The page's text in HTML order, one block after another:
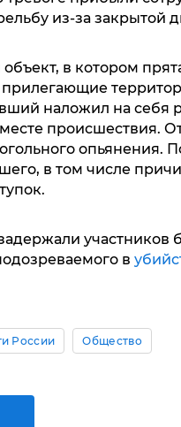
из-за закрытой
в котором
наложил на себя
происшествия.
опьянения.
в том числе
участников
в
России Общество